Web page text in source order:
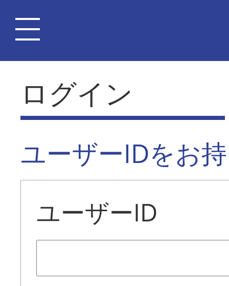
ログイン
ユーザーIDをお
ユーザーID